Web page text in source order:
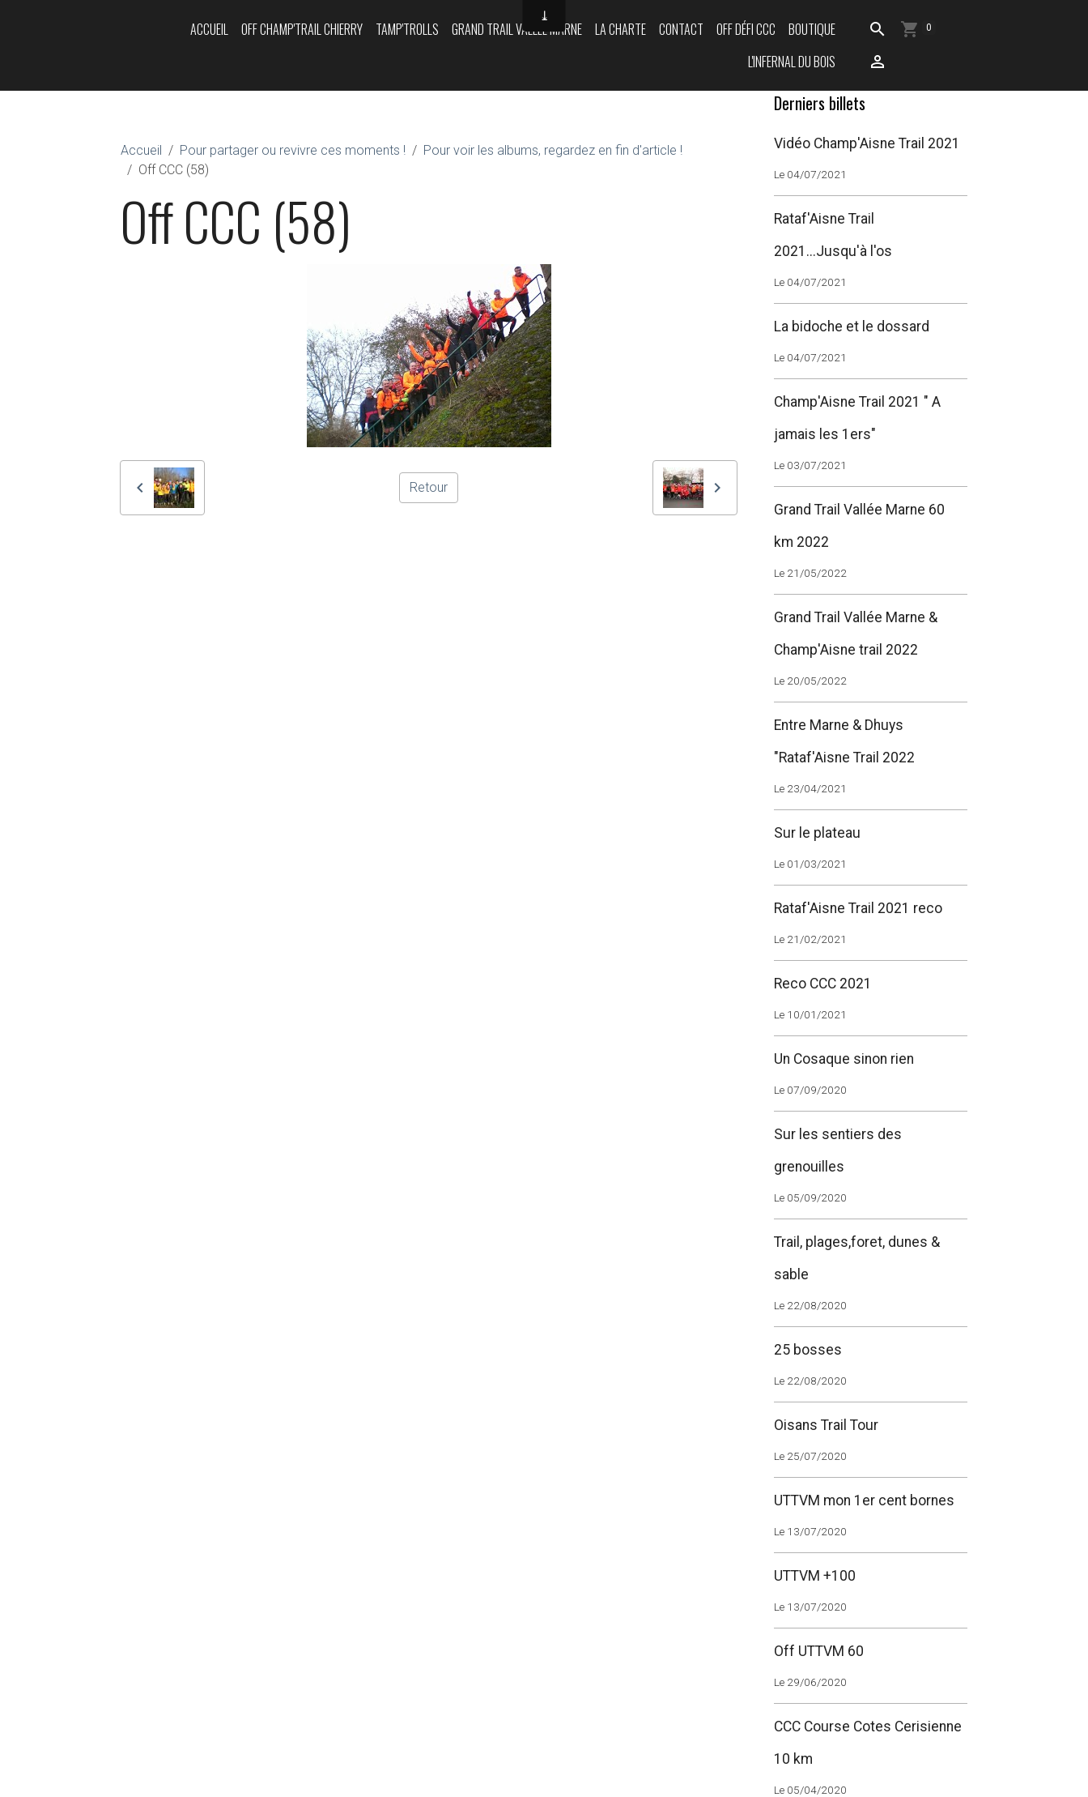
ACCUEIL OFF CHAMP'TRAIL CHIERRY TAMP'TROLLS GRAND TRAIL VALLÉE MARNE LA CHARTE CONTACT OFF DÉFI CCC
BOUTIQUE
L'INFERNAL DU BOIS
0
Accueil Pour partager ou revivre ces moments !
Pour voir les albums, regardez en fin d'article !
Off CCC (58)
Off CCC (58)
Retour
Derniers billets
Vidéo Champ'Aisne Trail 2021
Le 04/07/2021
Rataf'Aisne Trail
2021...Jusqu'à l'os
Le 04/07/2021
La bidoche et le dossard
Le 04/07/2021
Champ'Aisne Trail 2021 " A
jamais les 1ers"
Le 03/07/2021
Grand Trail Vallée Marne 60
km 2022
Le 21/05/2022
Grand Trail Vallée Marne &
Champ'Aisne trail 2022
Le 20/05/2022
Entre Marne & Dhuys
"Rataf'Aisne Trail 2022
Le 23/04/2021
Sur le plateau
Le 01/03/2021
Rataf'Aisne Trail 2021 reco
Le 21/02/2021
Reco CCC 2021
Le 10/01/2021
Un Cosaque sinon rien
Le 07/09/2020
Sur les sentiers des
grenouilles
Le 05/09/2020
Trail, plages,foret, dunes &
sable
Le 22/08/2020
25 bosses
Le 22/08/2020
Oisans Trail Tour
Le 25/07/2020
UTTVM mon 1er cent bornes
Le 13/07/2020
UTTVM +100
Le 13/07/2020
Off UTTVM 60
Le 29/06/2020
CCC Course Cotes Cerisienne
10 km
Le 05/04/2020